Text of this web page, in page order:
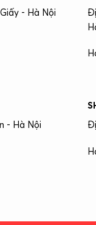
- Hà Nội
- Hà Nội